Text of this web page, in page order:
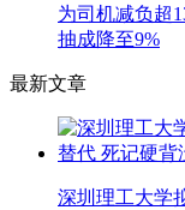
为司机减负超
抽成降至9%
最新文章
深圳理工大学